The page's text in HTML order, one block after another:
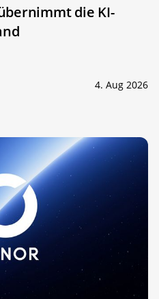
die KI-
4. Aug 2026